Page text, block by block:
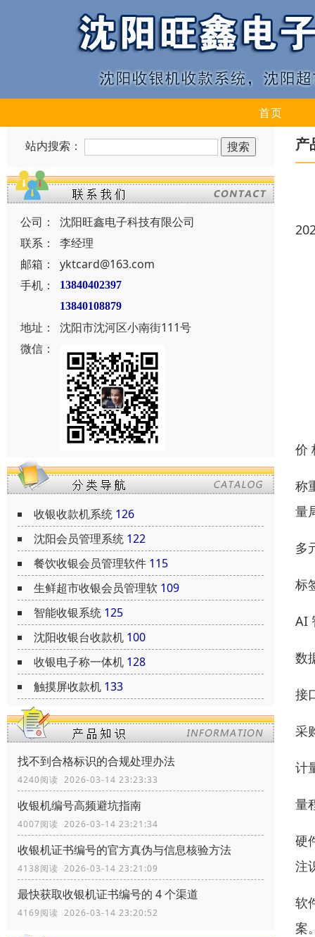
首页
站内搜索：
公司：
沈阳旺鑫电子科技有限公司
联系：
李经理
邮箱：
yktcard@163.com
手机：
13840402397
13840108879
地址：
沈阳市沈河区小南街111号
微信：
收银收款机系统 126
沈阳会员管理系统 122
餐饮收银会员管理软件 115
生鲜超市收银会员管理软 109
智能收银系统 125
沈阳收银台收款机 100
收银电子称一体机 128
触摸屏收款机 133
找不到合格标识的合规处理办法
4240阅读 2026-03-14 23:23:33
收银机编号高频避坑指南
4007阅读 2026-03-14 23:21:34
收银机证书编号的官方真伪与信息核验方法
4138阅读 2026-03-14 23:21:09
最快获取收银机证书编号的 4 个渠道
4169阅读 2026-03-14 23:20:52
产
价
称
量
多
标
AI
数
接
采
计
量
硬
注
软
案